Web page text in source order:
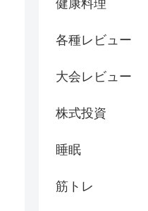
健康料理
各種レビュー
大会レビュー
株式投資
睡眠
筋トレ